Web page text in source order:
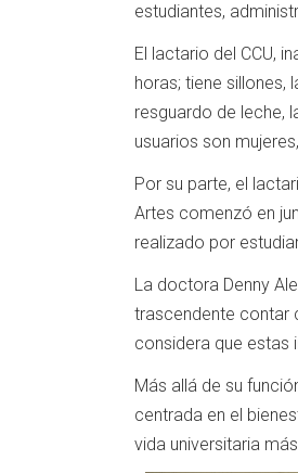
estudiantes,
El lactario del CCU,
horas; tiene sillones,
resguardo de leche,
usuarios son
Por su parte, el
Artes comenzó en
realizado por
La doctora Denny
trascendente contar
considera que estas
Más allá de su
centrada en el
vida universitaria